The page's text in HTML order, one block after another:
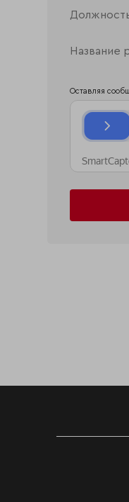
Оставляя